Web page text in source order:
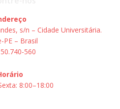
s/n – Cidade Universitária.
PE – Brasil
560
8:00–18:00